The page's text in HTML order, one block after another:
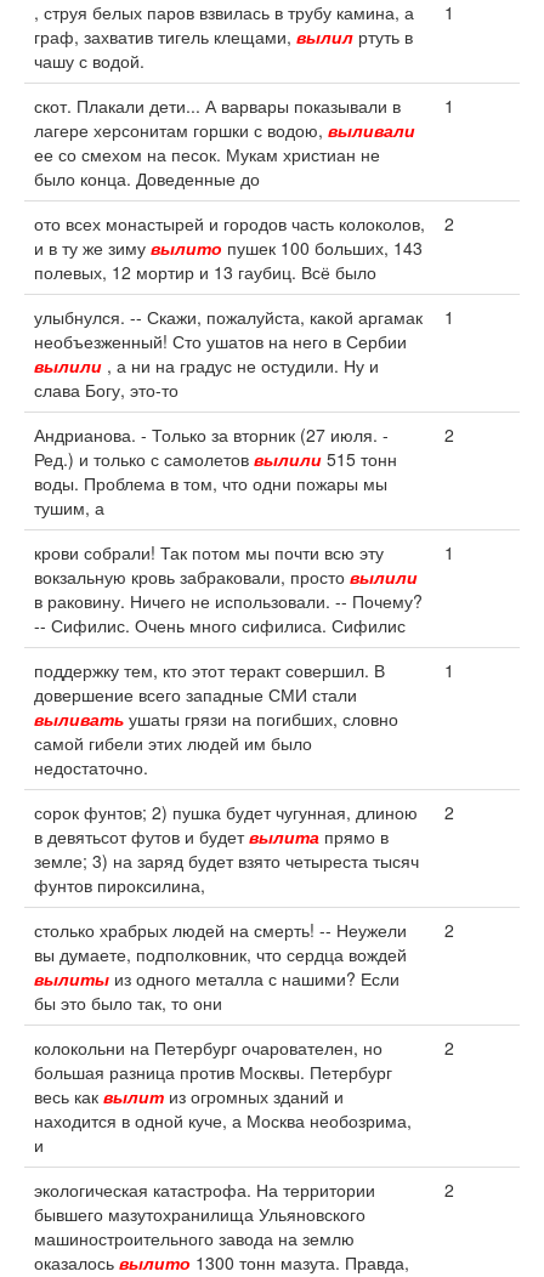
, струя белых паров взвилась в трубу камина, а
граф, захватив тигель клещами, вылил ртуть в
чашу с водой.
1
скот. Плакали дети... А варвары показывали в
лагере херсонитам горшки с водою, выливали
ее со смехом на песок. Мукам христиан не
было конца. Доведенные до
1
ото всех монастырей и городов часть колоколов,
и в ту же зиму вылито пушек 100 больших, 143
полевых, 12 мортир и 13 гаубиц. Всё было
2
улыбнулся. -- Скажи, пожалуйста, какой аргамак
необъезженный! Сто ушатов на него в Сербии
вылили , а ни на градус не остудили. Ну и
слава Богу, это-то
1
Андрианова. - Только за вторник (27 июля. -
Ред.) и только с самолетов вылили 515 тонн
воды. Проблема в том, что одни пожары мы
тушим, а
2
крови собрали! Так потом мы почти всю эту
вокзальную кровь забраковали, просто вылили
в раковину. Ничего не использовали. -- Почему?
-- Сифилис. Очень много сифилиса. Сифилис
1
поддержку тем, кто этот теракт совершил. В
довершение всего западные СМИ стали
выливать ушаты грязи на погибших, словно
самой гибели этих людей им было
недостаточно.
1
сорок фунтов; 2) пушка будет чугунная, длиною
в девятьсот футов и будетвылита прямо в
земле; 3) на заряд будет взято четыреста тысяч
фунтов пироксилина,
2
столько храбрых людей на смерть! -- Неужели
вы думаете, подполковник, что сердца вождей
вылиты из одного металла с нашими? Если
бы это было так, то они
2
колокольни на Петербург очарователен, но
большая разница против Москвы. Петербург
весь как вылит из огромных зданий и
находится в одной куче, а Москва необозрима,
и
2
экологическая катастрофа. На территории
бывшего мазутохранилища Ульяновского
машиностроительного завода на землю
оказалось вылито 1300 тонн мазута. Правда,
2